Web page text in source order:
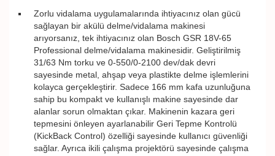
Zorlu vidalama uygulamalarında ihtiyacınız olan gücü
sağlayan bir akülü delme/vidalama makinesi
arıyorsanız, tek ihtiyacınız olan Bosch GSR 18V-65
Professional delme/vidalama makinesidir. Geliştirilmiş
31/63 Nm torku ve 0-550/0-2100 dev/dak devri
sayesinde metal, ahşap veya plastikte delme işlemlerini
kolayca gerçekleştirir. Sadece 166 mm kafa uzunluğuna
sahip bu kompakt ve kullanışlı makine sayesinde dar
alanlar sorun olmaktan çıkar. Makinenin kazara geri
tepmesini önleyen ayarlanabilir Geri Tepme Kontrolü
(KickBack Control) özelliği sayesinde kullanıcı güvenliği
sağlar. Ayrıca ikili çalışma projektörü sayesinde çalışma